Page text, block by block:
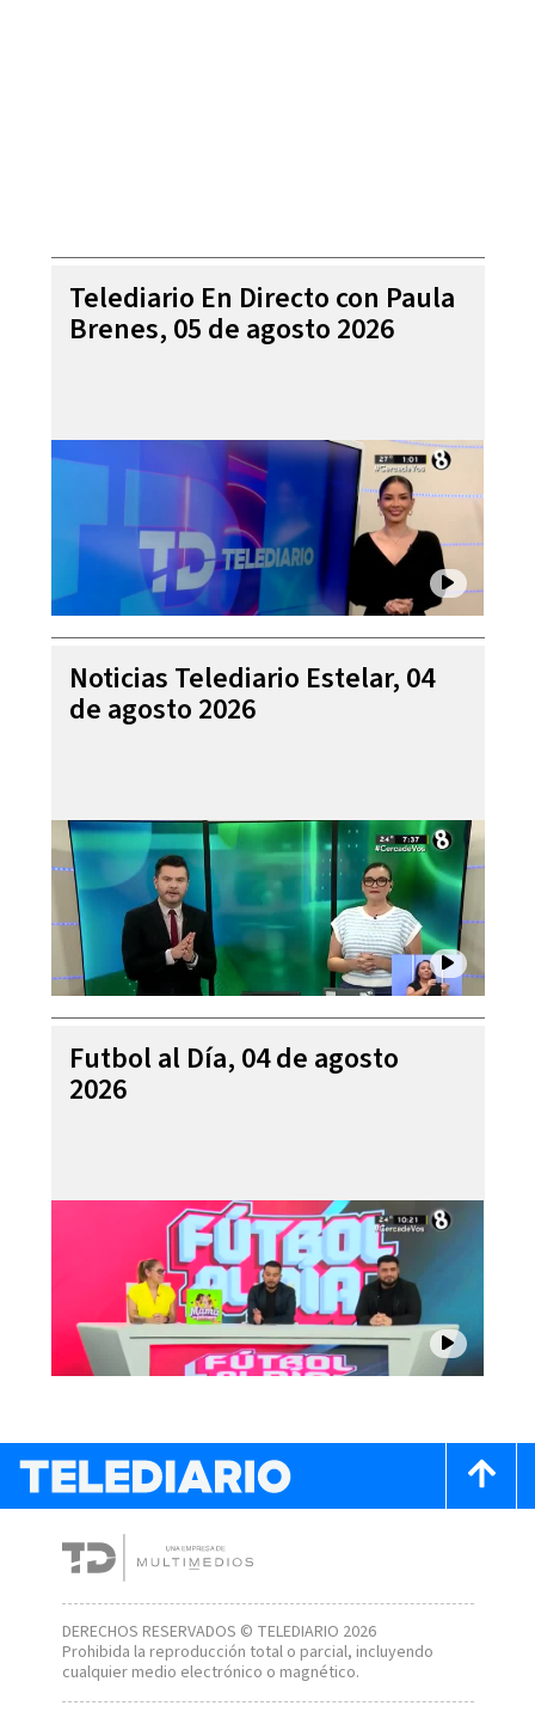
Telediario En Directo con Paula
Brenes, 05 de agosto 2026
Noticias Telediario Estelar, 04
de agosto 2026
Futbol al Día, 04 de agosto
2026
DERECHOS RESERVADOS © TELEDIARIO 2026
Prohibida la reproducción total o parcial, incluyendo
cualquier medio electrónico o magnético.